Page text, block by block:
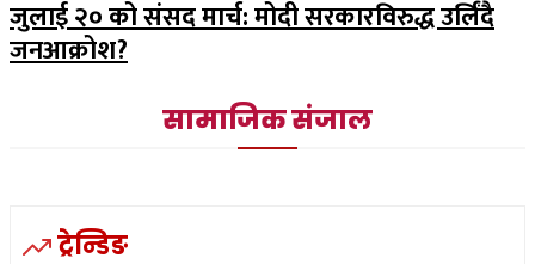
जुलाई २० को संसद मार्च: मोदी सरकारविरुद्ध उर्लिंदै
जनआक्रोश?
सामाजिक संजाल
ट्रेन्डिङ